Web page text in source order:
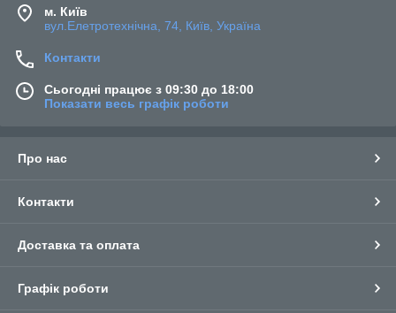
м. Київ
вул.Елетротехнічна, 74, Київ, Україна
Контакти
Сьогодні працює з 09:30 до 18:00
Показати весь графік роботи
Про нас
Контакти
Доставка та оплата
Графік роботи